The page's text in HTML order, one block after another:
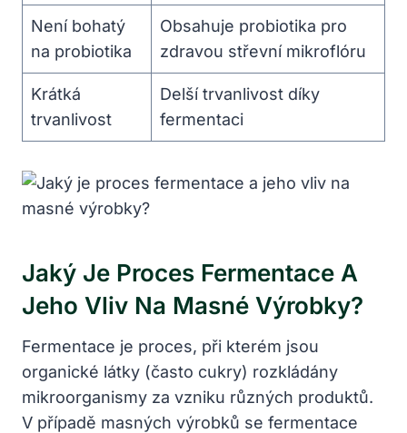
Není bohatý
na probiotika
Obsahuje probiotika pro
zdravou střevní mikroflóru
Krátká
trvanlivost
Delší trvanlivost díky
fermentaci
Jaký⁤ Je​ Proces Fermentace A
Jeho Vliv⁤ Na Masné Výrobky?
Fermentace je proces, při kterém jsou
organické látky (často cukry) rozkládány
mikroorganismy za vzniku různých produktů.
V případě masných výrobků​ se fermentace